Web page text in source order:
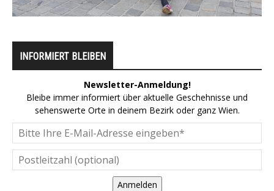
INFORMIERT BLEIBEN
Newsletter-Anmeldung!
Bleibe immer informiert über aktuelle Geschehnisse und
sehenswerte Orte in deinem Bezirk oder ganz Wien.
Anmelden